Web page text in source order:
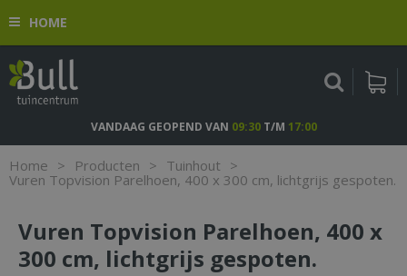
n
o
HOME
Home > Producten > Tuinhout >
Vuren Topvision Parelhoen, 400 x 300 cm, lichtgrijs gespoten.
VANDAAG GEOPEND VAN 09:30T/M 17:00
Vuren Topvision Parelhoen, 400 x
300 cm, lichtgrijs gespoten.